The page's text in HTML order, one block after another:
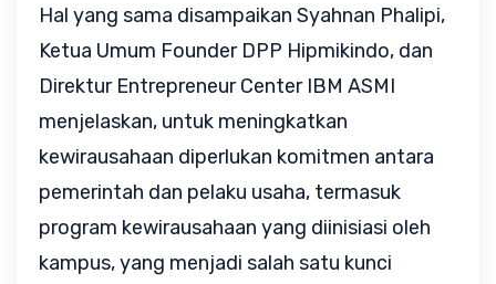
Hal yang sama disampaikan Syahnan Phalipi,
Ketua Umum Founder DPP Hipmikindo, dan
Direktur Entrepreneur Center IBM ASMI
menjelaskan, untuk meningkatkan
kewirausahaan diperlukan komitmen antara
pemerintah dan pelaku usaha, termasuk
program kewirausahaan yang diinisiasi oleh
kampus, yang menjadi salah satu kunci